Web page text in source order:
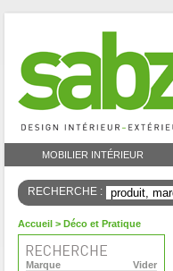
MOBILIER INTÉRIEUR
RECHERCHE :
Accueil > Déco et Pratique
Vider
Marque